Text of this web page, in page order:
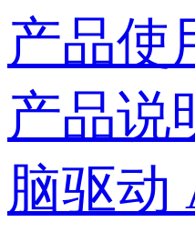
产品使
产品说
脑驱动